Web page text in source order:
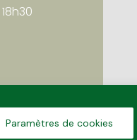
Paramètres de cookies